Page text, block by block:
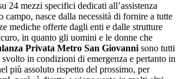
24 mezzi specifici dedicati all’assistenza
nasce dalla necessità di fornire a tutte
mediche offerte dagli enti e dalle strutture
in quanto gli uomini e le donne che
Privata Metro San Giovanni sono tutti
in condizioni di emergenza e pertanto in
più assoluto rispetto del prossimo, per